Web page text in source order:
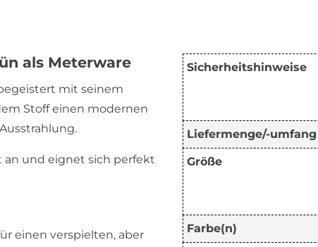
als Meterware
mit seinem
Stoff einen modernen
an und eignet sich perfekt
einen verspielten, aber
Sicherheitshinweise
Liefermenge/-umfang
Größe
Farbe(n)